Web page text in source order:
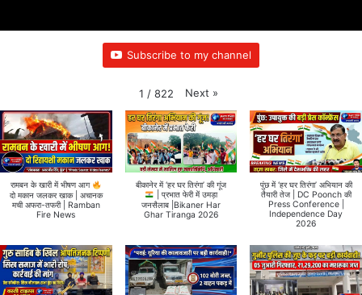
Subscribe to my channel
1 / 822 Next »
रामबन के खारी में भीषण आग
दो मकान जलकर खाक | अचानक
मची अफरा-तफरी | Ramban
Fire News
बीकानेर में ‘हर घर तिरंगा’ की गूंज
| प्रभात फेरी में उमड़ा
जनसैलाब |Bikaner Har
Ghar Tiranga 2026
पुंछ में ‘हर घर तिरंगा’ अभियान की
तैयारी तेज | DC Poonch की
Press Conference |
Independence Day
2026